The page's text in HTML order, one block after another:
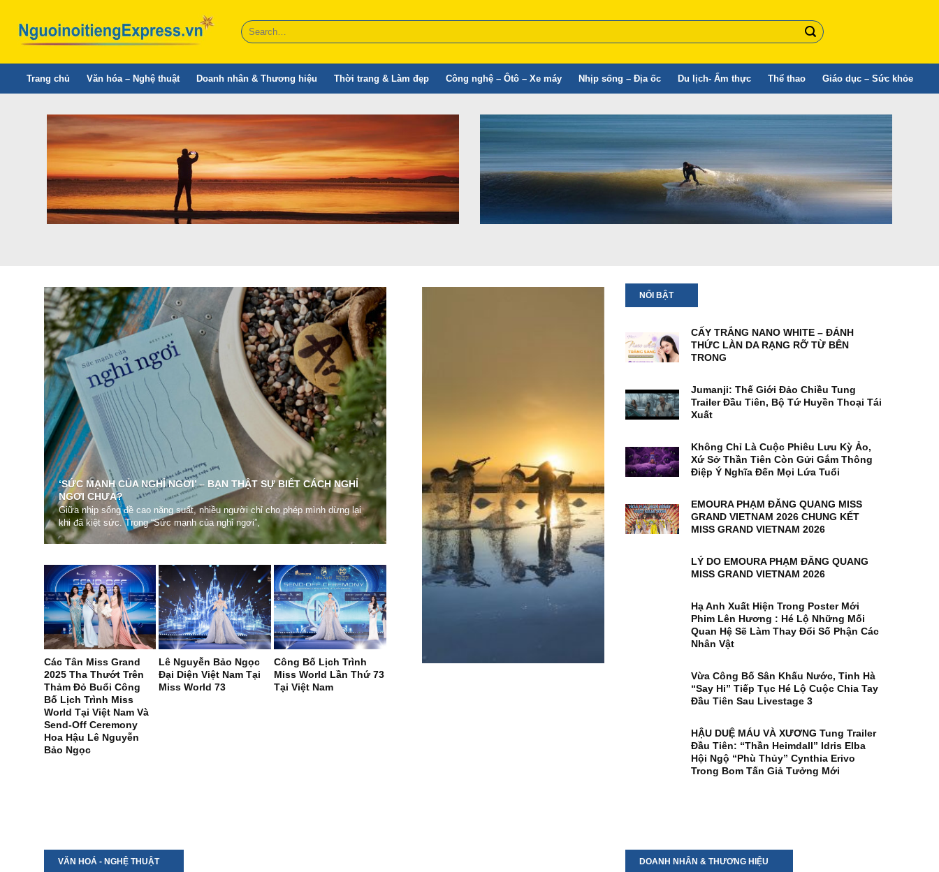
content
Trang chủ Văn hóa – Nghệ thuật Doanh nhân & Thương hiệu Thời trang & Làm đẹp Công nghệ – Ôtô – Xe máy Nhịp sống – Địa ốc Du lịch- Ẩm thực Thể thao Giáo dục – Sức khỏe
‘SỨC MẠNH CỦA NGHỈ NGƠI’ – BẠN THẬT SỰ BIẾT CÁCH NGHỈ
NGƠI CHƯA?
Giữa nhịp sống đề cao năng suất, nhiều người chỉ cho phép mình dừng lại
khi đã kiệt sức. Trong “Sức mạnh của nghỉ ngơi”,
Các Tân Miss Grand
2025 Tha Thướt Trên
Thảm Đỏ Buổi Công
Bố Lịch Trình Miss
World Tại Việt Nam Và
Send-Off Ceremony
Hoa Hậu Lê Nguyễn
Bảo Ngọc
Lê Nguyễn Bảo Ngọc
Đại Diện Việt Nam Tại
Miss World 73
Công Bố Lịch Trình
Miss World Lần Thứ 73
Tại Việt Nam
NỔI BẬT
CẤY TRẮNG NANO WHITE – ĐÁNH
THỨC LÀN DA RẠNG RỠ TỪ BÊN
TRONG
Jumanji: Thế Giới Đảo Chiều Tung
Trailer Đầu Tiên, Bộ Tứ Huyền Thoại Tái
Xuất
Không Chỉ Là Cuộc Phiêu Lưu Kỳ Ảo,
Xứ Sở Thần Tiên Còn Gửi Gắm Thông
Điệp Ý Nghĩa Đến Mọi Lứa Tuổi
EMOURA PHẠM ĐĂNG QUANG MISS
GRAND VIETNAM 2026 CHUNG KẾT
MISS GRAND VIETNAM 2026
LÝ DO EMOURA PHẠM ĐĂNG QUANG
MISS GRAND VIETNAM 2026
Hạ Anh Xuất Hiện Trong Poster Mới
Phim Lên Hương : Hé Lộ Những Mối
Quan Hệ Sẽ Làm Thay Đổi Số Phận Các
Nhân Vật
Vừa Công Bố Sân Khấu Nước, Tinh Hà
“Say Hi” Tiếp Tục Hé Lộ Cuộc Chia Tay
Đầu Tiên Sau Livestage 3
HẬU DUỆ MÁU VÀ XƯƠNG Tung Trailer
Đầu Tiên: “Thần Heimdall” Idris Elba
Hội Ngộ “phù Thủy” Cynthia Erivo
Trong Bom Tấn Giả Tưởng Mới
VĂN HOÁ - NGHỆ THUẬT DOANH NHÂN & THƯƠNG HIỆU